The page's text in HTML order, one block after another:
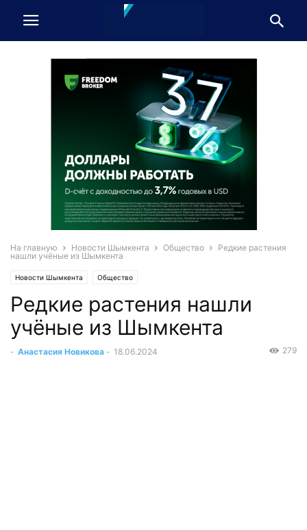
На главную Новости Шымкента Общество
Редкие растения
нашли учёные из Шымкента
Новости Шымкента Общество
Редкие растения нашли
учёные из Шымкента
- Анастасия Новикова - 18.06.2024 279